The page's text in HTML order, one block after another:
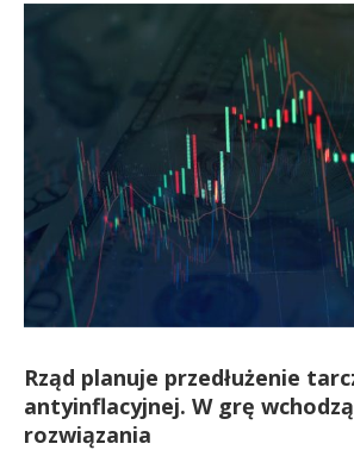
Rząd planuje przedłużenie
antyinflacyjnej. W grę
rozwiązania